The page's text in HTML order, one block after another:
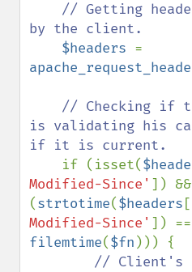
// Getting
by the client.
$headers
// Checking if
is validating his
if it is current.
if (isset(
Modified-Since' ]) &&
(strtotime($headers [
Modified-Since'
filemtime($fn ))) {
// Client's